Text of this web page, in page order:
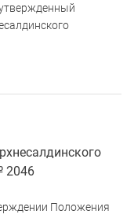
2046
Положения